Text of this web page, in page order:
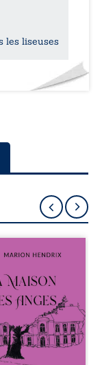
les liseuses
sommes en
le décès du
patriarche
Eustache.
famille devra
non
un
qui rôde
du